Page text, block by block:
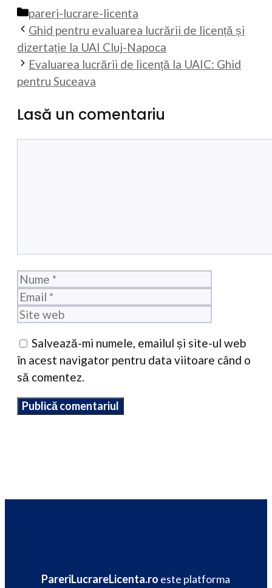
Categorii
pareri-lucrare-licenta
Ghid pentru evaluarea lucrării de licență și
dizertație la UAI Cluj-Napoca
Evaluarea lucrării de licență la UAIC: Ghid
pentru Suceava
Lasă un comentariu
Nume
Salvează-mi numele, emailul și site-ul web
în acest navigator pentru data viitoare când o
să comentez.
PareriLucrareLicenta.ro este platforma